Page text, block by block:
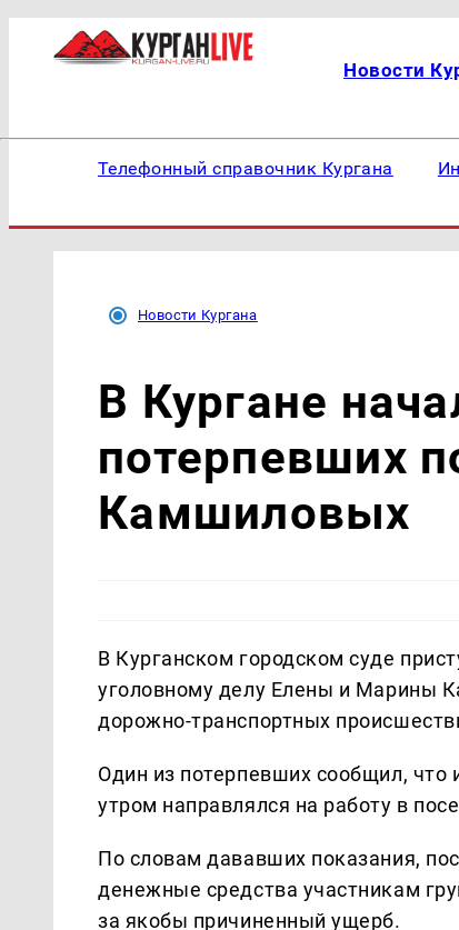
Новости
Телефонный справочник Кургана
Новости Кургана
В Кургане
потерпевших
Камшиловых
В Курганском городском суде
уголовному делу Елены и Марины
дорожно-транспортных
Один из потерпевших сообщил,
утром направлялся на работу в
По словам дававших показания,
денежные средства участникам
за якобы причиненный ущерб.